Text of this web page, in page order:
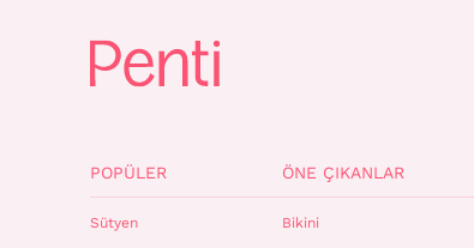
POPÜLER
Sütyen
ÖNE ÇIKANLAR
Bikini